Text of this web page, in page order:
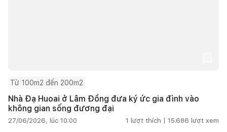
Từ 100m2 đến 200m2
Nhà Đạ Huoai ở Lâm Đồng đưa ký ức gia đình vào
không gian sống đương đại
27/06/2026, lúc 10:00 1 lượt thích | 15.686 lượt xem